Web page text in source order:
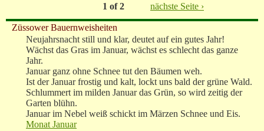
1 of 2
nächste Seite ›
Züssower Bauernweisheiten
Neujahrsnacht still und klar, deutet auf ein gutes Jahr!
Wächst das Gras im Januar, wächst es schlecht das ganze
Jahr.
Januar ganz ohne Schnee tut den Bäumen weh.
Ist der Januar frostig und kalt, lockt uns bald der grüne Wald.
Schlummert im milden Januar das Grün, so wird zeitig der
Garten blühn.
Januar im Nebel weiß schickt im Märzen Schnee und Eis.
Monat Januar